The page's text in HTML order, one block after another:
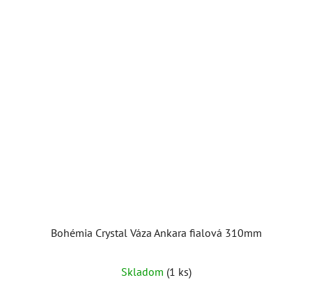
Bohémia Crystal Váza Ankara fialová 310mm
Skladom (1 ks)